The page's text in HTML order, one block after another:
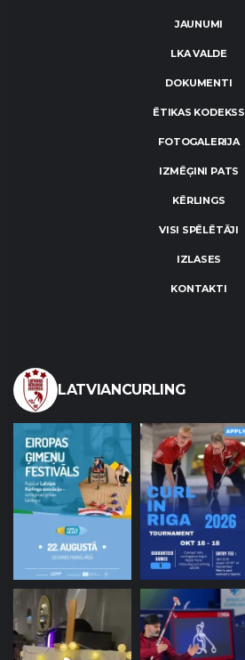
JAUNUMI
LKA VALDE
DOKUMENTI
ĒTIKAS KODEKSS
FOTOGALERIJA
IZMĒĢINI PATS
KĒRLINGS
VISI SPĒLĒTĀJI
IZLASES
KONTAKTI
LATVIANCURLING